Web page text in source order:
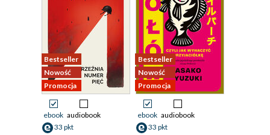
Bestseller
Nowość
Promocja
ebook audiobook
33 pkt
Bestseller
Nowość
Promocja
ebook audiobook
33 pkt